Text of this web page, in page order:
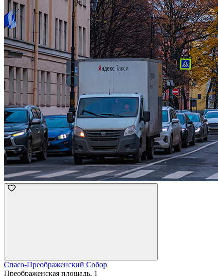
Спасо-Преображенский Собор
Преображенская площадь, 1